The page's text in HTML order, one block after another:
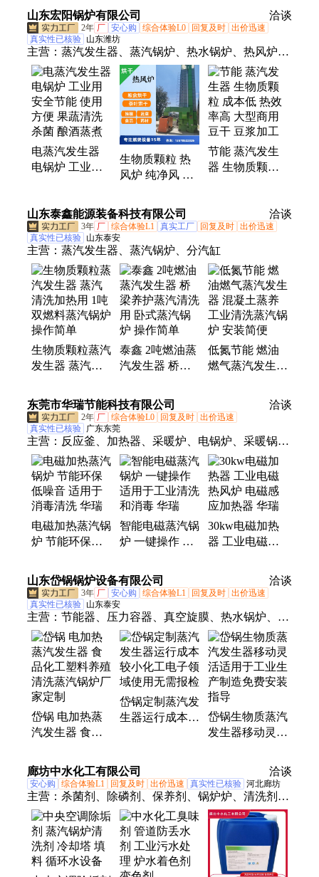
热工测试验证。
山东宏阳锅炉有限公司 洽谈
2年 厂 安心购 综合体验L0 回复及时 出价迅速
真实性已核验 山东潍坊
主营： 蒸汽发生器、蒸汽锅炉、热水锅炉、热风炉、
烘干用生物质热风炉、燃烧机
电蒸汽发生器
电锅炉 工业用
杀菌 酿酒蒸煮
生物质颗粒 热
风炉 纯净风 不
于菊花 茶叶 豆
角 果蔬烘干
节能 蒸汽发生
器 生物质颗粒
山东泰鑫能源装备科技有限公司 洽谈
3年 厂 综合体验L1 真实工厂 回复及时 出价迅速
真实性已核验 山东泰安
主营： 蒸汽发生器、蒸汽锅炉、分汽缸
生物质颗粒蒸汽
发生器 蒸汽清
燃料蒸汽锅炉
操作简单
泰鑫 2吨燃油蒸
汽发生器 桥梁
卧式蒸汽锅炉
操作简单
低氮节能 燃油
燃气蒸汽发生器
业清洗蒸汽锅炉
安装简便
东莞市华瑞节能科技有限公司 洽谈
2年 厂 综合体验L0 回复及时 出价迅速
真实性已核验 广东东莞
主营： 反应釜、加热器、采暖炉、电锅炉、采暖锅
炉、电磁锅炉、燃煤锅炉、自动蒸汽、热水锅炉、热
风炉、中频炉、加热线盘、供暖设备、进口水泵、加
热机组、加热设备、加热系统、电磁加热带、电磁扩
散泵、中频电磁炉、电磁加热炉、热风烘干机、电磁
加热圈、不锈钢管道、电磁电热器
电磁加热蒸汽锅
炉 节能环保低
毒清洗 华瑞
智能电磁蒸汽锅
炉 一键操作 适
消毒 华瑞
30kw电磁加热
器 工业电磁热
山东岱锅锅炉设备有限公司 洽谈
3年 厂 安心购 综合体验L1 回复及时 出价迅速
真实性已核验 山东泰安
主营： 节能器、压力容器、真空旋膜、热水锅炉、蒸
汽发生器、节能型锅炉、燃气蒸汽设备、化学反应、
加热设备、换热器机组、板式换热器
岱锅 电加热蒸
汽发生器 食品
洗蒸汽锅炉厂家
定制
岱锅定制蒸汽发
生器运行成本较
岱锅生物质蒸汽
发生器移动灵活
制造免费安装指
导
廊坊中水化工有限公司 洽谈
安心购 综合体验L1 回复及时 出价迅速 真实性已核验 河北廊坊
主营： 杀菌剂、除磷剂、保养剂、锅炉炉、清洗剂、
锅炉水、蒸汽锅炉、絮凝剂、还原剂、清灰剂、冷凝
器、消泡剂、粘泥剥、臭味剂、循环水、换热器、除
垢剂、冷冻水、阻垢剂、降碱剂、预膜剂、缓蚀剂、
除氧剂、脱氧剂、ph调节剂